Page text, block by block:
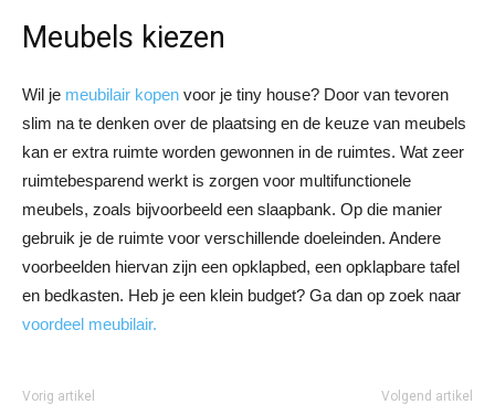
Meubels kiezen
Wil je meubilair kopen voor je tiny house? Door van tevoren
slim na te denken over de plaatsing en de keuze van meubels
kan er extra ruimte worden gewonnen in de ruimtes. Wat zeer
ruimtebesparend werkt is zorgen voor multifunctionele
meubels, zoals bijvoorbeeld een slaapbank. Op die manier
gebruik je de ruimte voor verschillende doeleinden. Andere
voorbeelden hiervan zijn een opklapbed, een opklapbare tafel
en bedkasten. Heb je een klein budget? Ga dan op zoek naar
voordeel meubilair.
Vorig artikel Volgend artikel